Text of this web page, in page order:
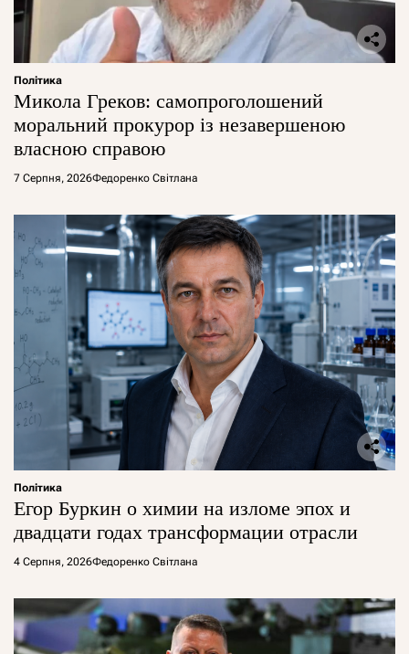
Політика
Микола Греков: самопроголошений
моральний прокурор із незавершеною
власною справою
7 Серпня, 2026Федоренко Світлана
Політика
Егор Буркин о химии на изломе эпох и
двадцати годах трансформации отрасли
4 Серпня, 2026Федоренко Світлана